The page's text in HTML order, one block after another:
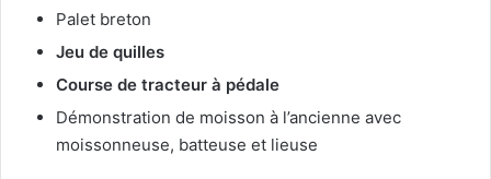
Palet breton
Jeu de quilles
Course de tracteur à pédale
Démonstration de moisson à l’ancienne avec
moissonneuse, batteuse et lieuse